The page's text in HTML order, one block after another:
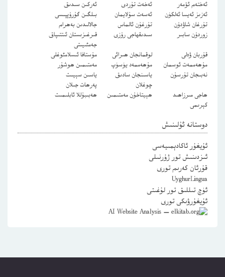
ئەختەم ئۆمەر
ئەخەت تۇردى
ئەركىن سىدىق
ئەزىز ئەيسا ئەلكۈن
ئەسەت سۇلايمان
بىلگىن گۇرۇپپىسى
تۇرغان شاۋدۇن
تۇرغۇن ئالماس
جالالىدىن بەھرام
زوردۇن سابىر
سىدىقھاجى رۇزى
قىرغىزىستان ئىتتىپاق
جەمئىيىتى
قۇربان ۋەلى
لوقمانجان ھىرائى
مۇستافا ئىسلامئوغلى
مۇھەممەت ئوسمان
مۇھەممەد يۈسۈپ
مەمتىمىن ھوشۇر
نەبىجان تۇرسۇن
ياسىنجان سادىق
چوغلان
ياسىن سېيىت
پەرھات جىلان
ھاجى مىرزاھىد
كېرىمى
ھېيتاخۇن مەمتىمىن ھەبىبۇللا ئابلىمىت
دوستانە ئۇلىنىش
ئۇيغۇر ئاكادېمىيەسى
ئىزدىنىش تور ژۇرنىلى
قۇرئان كەرىم تورى
UyghurLingua
ئۈچ تىللىق تور لۇغىتى
ئۇيغۇرۋىكى تورى